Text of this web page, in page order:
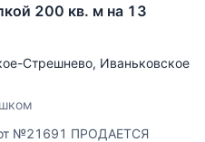
200 кв. м на 13
Стрешнево, Иваньковское
№21691 ПРОДАЕТСЯ